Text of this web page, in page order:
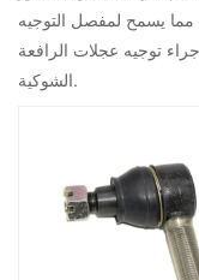
مما يسمح لمفصل التوجيه
توجيه عجلات الرافعة
الشوكية.